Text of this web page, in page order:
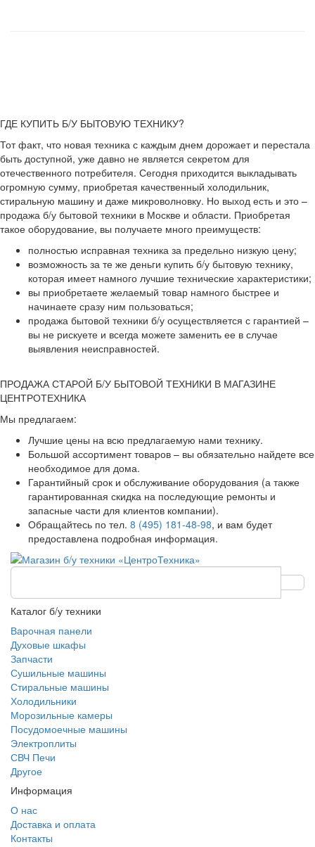
ГДЕ КУПИТЬ Б/У БЫТОВУЮ ТЕХНИКУ?
Тот факт, что новая техника с каждым днем дорожает и перестала
быть доступной, уже давно не является секретом для
отечественного потребителя. Сегодня приходится выкладывать
огромную сумму, приобретая качественный холодильник,
стиральную машину и даже микроволновку. Но выход есть и это –
продажа б/у бытовой техники в Москве и области. Приобретая
такое оборудование, вы получаете много преимуществ:
полностью исправная техника за предельно низкую цену;
возможность за те же деньги купить б/у бытовую технику,
которая имеет намного лучшие технические характеристики;
вы приобретаете желаемый товар намного быстрее и
начинаете сразу ним пользоваться;
продажа бытовой техники б/у осуществляется с гарантией –
вы не рискуете и всегда можете заменить ее в случае
выявления неисправностей.
ПРОДАЖА СТАРОЙ Б/У БЫТОВОЙ ТЕХНИКИ В МАГАЗИНЕ
ЦЕНТРОТЕХНИКА
Мы предлагаем:
Лучшие цены на всю предлагаемую нами технику.
Большой ассортимент товаров – вы обязательно найдете все
необходимое для дома.
Гарантийный срок и обслуживание оборудования (а также
гарантированная скидка на последующие ремонты и
запасные части для клиентов компании).
Обращайтесь по тел. 8 (495) 181-48-98, и вам будет
предоставлена подробная информация.
Каталог б/у техники
Варочная панели
Духовые шкафы
Запчасти
Сушильные машины
Стиральные машины
Холодильники
Морозильные камеры
Посудомоечные машины
Электроплиты
СВЧ Печи
Другое
Информация
О нас
Доставка и оплата
Контакты